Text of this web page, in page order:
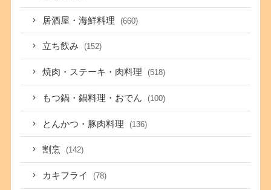
居酒屋・海鮮料理 (660)
立ち飲み (152)
焼肉・ステーキ・肉料理 (518)
もつ鍋・鍋料理・おでん (100)
とんかつ・豚肉料理 (136)
割烹 (142)
カキフライ (78)